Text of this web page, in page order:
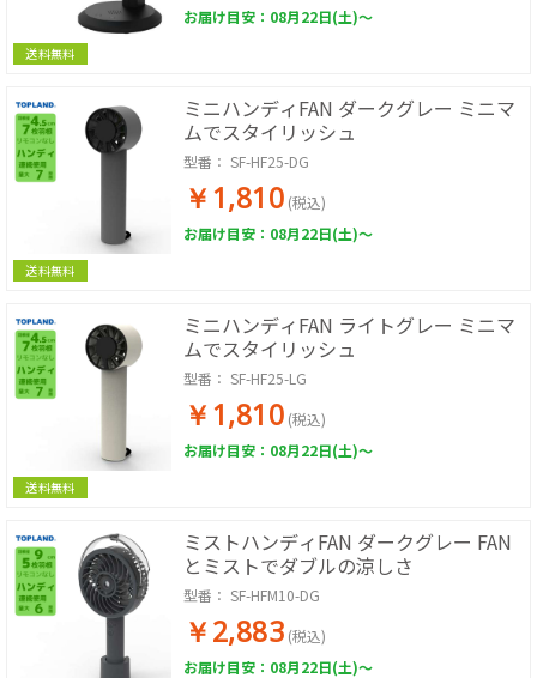
送料無料
お届け目安：08月22日(土)～
送料無料
ミニハンディFAN ダークグレー ミニマ
ムでスタイリッシュ
型番： SF-HF25-DG
￥1,810 (税込)
お届け目安：08月22日(土)～
送料無料
ミニハンディFAN ライトグレー ミニマ
ムでスタイリッシュ
型番： SF-HF25-LG
￥1,810 (税込)
お届け目安：08月22日(土)～
ミストハンディFAN ダークグレー FAN
とミストでダブルの涼しさ
型番： SF-HFM10-DG
￥2,883 (税込)
お届け目安：08月22日(土)～